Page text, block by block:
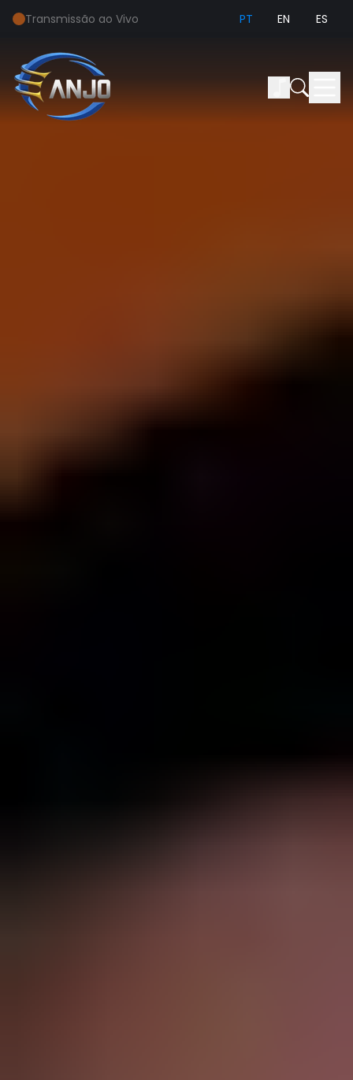
Transmissão ao Vivo PT EN ES